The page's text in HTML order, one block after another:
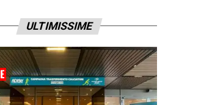
ULTIMISSIME